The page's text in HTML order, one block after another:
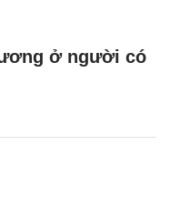
ở người có